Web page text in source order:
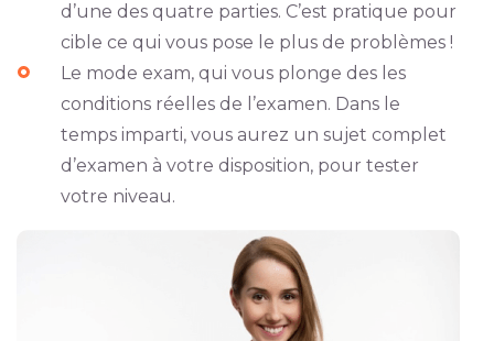
d’une des quatre parties. C’est pratique pour
cible ce qui vous pose le plus de problèmes !
Le mode exam, qui vous plonge des les
conditions réelles de l’examen. Dans le
temps imparti, vous aurez un sujet complet
d’examen à votre disposition, pour tester
votre niveau.